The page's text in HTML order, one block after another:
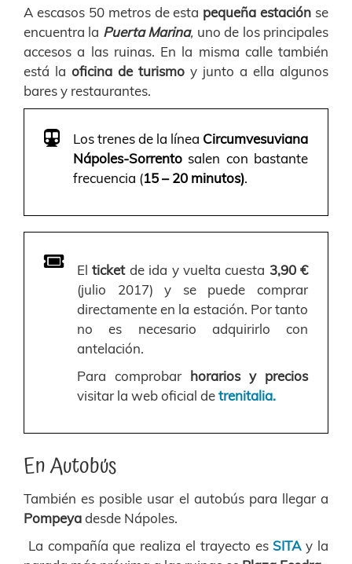
A escasos 50 metros de esta pequeña estación se
encuentra la Puerta Marina, uno de los principales
accesos a las ruinas. En la misma calle también
está la oficina de turismo y junto a ella algunos
bares y restaurantes.
Los trenes de la línea Circumvesuviana
Nápoles-Sorrento salen con bastante
frecuencia (15 – 20 minutos).
Elticketde ida y vuelta cuesta 3,90 €
(julio 2017) y se puede comprar
directamente en la estación. Por tanto
no es necesario adquirirlo con
antelación.
Para comprobar horarios y precios
visitar la web oficial detrenitalia.
En Autobús
También es posible usar el autobús para llegar a
Pompeyadesde Nápoles.
La compañía que realiza el trayecto es SITAy la